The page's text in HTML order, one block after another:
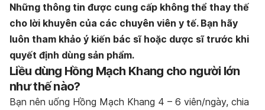
Những thông tin được cung cấp không thể thay thế
cho lời khuyên của các chuyên viên y tế. Bạn hãy
luôn tham khảo ý kiến bác sĩ hoặc dược sĩ trước khi
quyết định dùng sản phẩm.
Liều dùng Hồng Mạch Khang cho người lớn
như thế nào?
Bạn nên uống Hồng Mạch Khang 4 – 6 viên/ngày, chia